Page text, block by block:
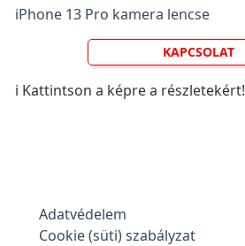
iPhone 13 Pro kamera lencse
KAPCSOLAT
ℹ️ Kattintson a képre a részletekért!
Adatvédelem
Cookie (süti) szabályzat